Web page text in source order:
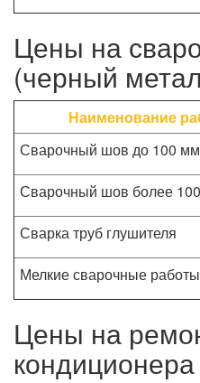
Цены на
(черный
Наименование
Сварочный шов до 100 мм
Сварочный шов более
Сварка труб глушителя
Мелкие сварочные работы
Цены на
кондиционера